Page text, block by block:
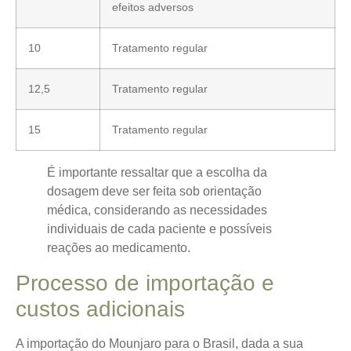
efeitos adversos
10 Tratamento regular
12,5 Tratamento regular
15 Tratamento regular
É importante ressaltar que a escolha da
dosagem deve ser feita sob orientação
médica, considerando as necessidades
individuais de cada paciente e possíveis
reações ao medicamento.
Processo de importação e
custos adicionais
A importação do Mounjaro para o Brasil, dada a sua